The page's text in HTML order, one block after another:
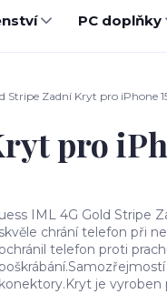
PC doplňky
Stripe Zadní Kryt pro iPhone
pro
uess IML 4G Gold Stripe
skvěle chrání telefon při
ochránil telefon proti
konektory.Kryt je vyroben